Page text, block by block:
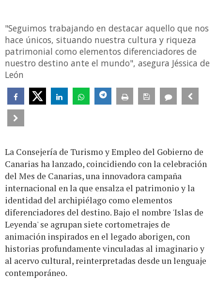
"Seguimos trabajando en destacar aquello que nos
hace únicos, situando nuestra cultura y riqueza
patrimonial como elementos diferenciadores de
nuestro destino ante el mundo", asegura Jéssica de
León
La Consejería de Turismo y Empleo del Gobierno de
Canarias ha lanzado, coincidiendo con la celebración
del Mes de Canarias, una innovadora campaña
internacional en la que ensalza el patrimonio y la
identidad del archipiélago como elementos
diferenciadores del destino. Bajo el nombre 'Islas de
Leyenda' se agrupan siete cortometrajes de
animación inspirados en el legado aborigen, con
historias profundamente vinculadas al imaginario y
al acervo cultural, reinterpretadas desde un lenguaje
contemporáneo.